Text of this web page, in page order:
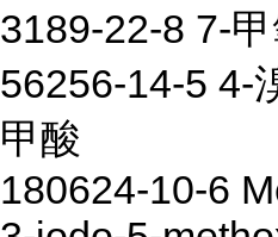
3189-22-8 7-
56256-14-5 4-
甲酸
180624-10-6